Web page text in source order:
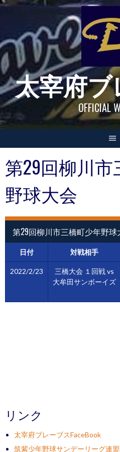
Skip
content
太宰府
OFFICIAL
第29回柳川
野球大会
第29回柳川市三橋町少年野球
日付 対戦相手
2022/2/23
三橋大会 １回戦 vs
大牟田サンボーイズ
リンク
太宰府ブレーブスFaceBook
筑紫少年野球サンデーリーグ連